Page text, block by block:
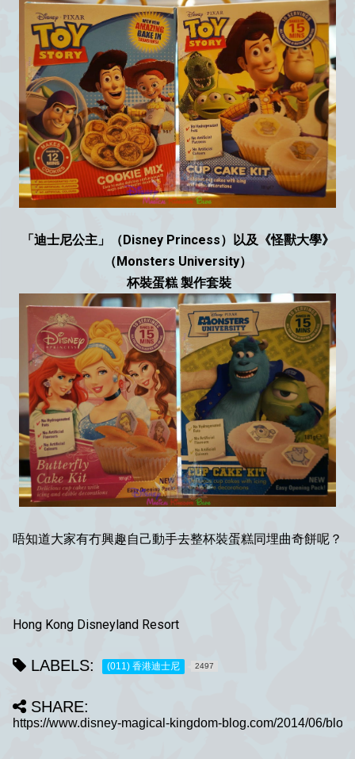
「迪士尼公主」（Disney Princess）以及《怪獸大學》
（Monsters University）
杯裝蛋糕 製作套裝
唔知道大家有冇興趣自己動手去整杯裝蛋糕同埋曲奇餅呢？
Hong Kong Disneyland Resort
LABELS: (011) 香港迪士尼 2497
SHARE: